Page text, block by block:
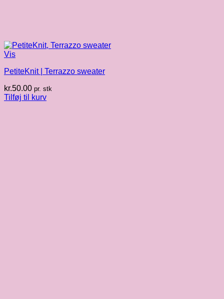
Vis
PetiteKnit | Terrazzo sweater
kr.50.00 pr. stk
Tilføj til kurv